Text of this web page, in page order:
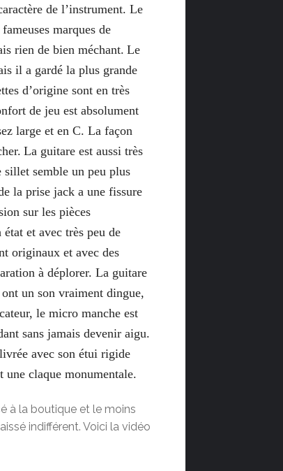
de l’instrument. Le
marques de
rien de bien méchant. Le
il a gardé la plus grande
d’origine sont en très
de jeu est absolument
large et en C. La façon
La guitare est aussi très
sillet semble un peu plus
la prise jack a une fissure
sur les pièces
et avec très peu de
originaux et avec des
à déplorer. La guitare
un son vraiment dingue,
le micro manche est
sans jamais devenir aigu.
avec son étui rigide
une claque monumentale.
à la boutique et le moins
indifférent. Voici la vidéo